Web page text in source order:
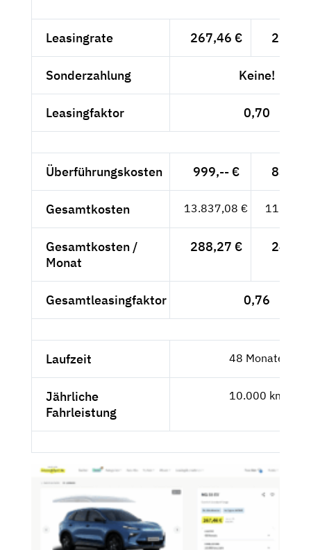
Leasingrate 267,46 €
Sonderzahlung Keine!
Leasingfaktor 0,70
Überführungskosten 999,-- €
Gesamtkosten 13.837,08 €
Gesamtkosten /
Monat
288,27 €
Gesamtleasingfaktor 0,76
Laufzeit 48 Monate
Jährliche
Fahrleistung
10.000 km